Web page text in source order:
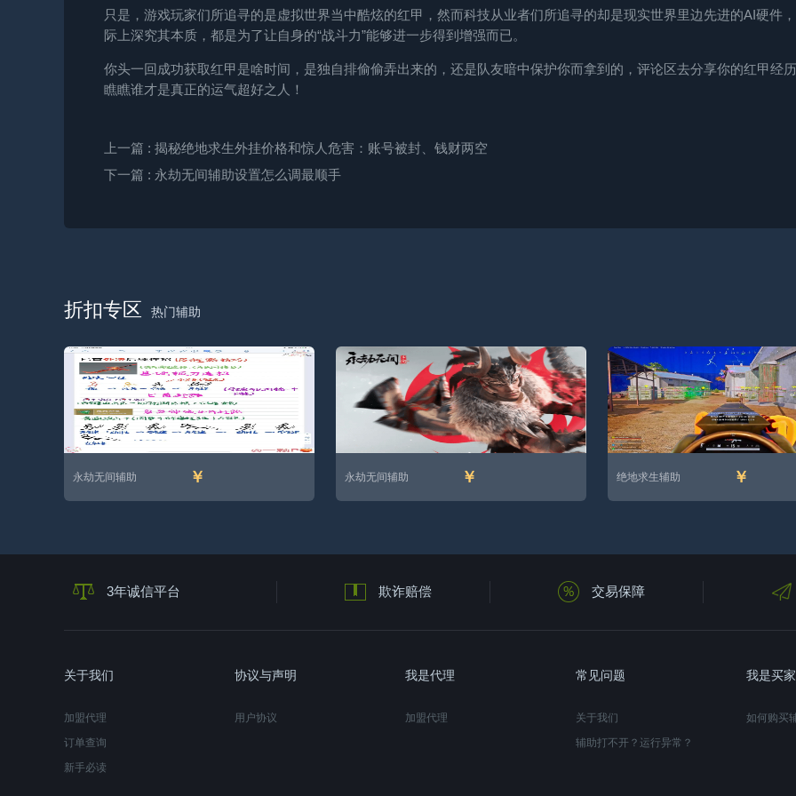
只是，游戏玩家们所追寻的是虚拟世界当中酷炫的红甲，然而科技从业者们所追寻的却是现实世界里边先进的AI硬件
际上深究其本质，都是为了让自身的“战斗力”能够进一步得到增强而已。
你头一回成功获取红甲是啥时间，是独自排偷偷弄出来的，还是队友暗中保护你而拿到的，评论区去分享你的红甲经
瞧瞧谁才是真正的运气超好之人！
上一篇 : 揭秘绝地求生外挂价格和惊人危害：账号被封、钱财两空
下一篇 : 永劫无间辅助设置怎么调最顺手
折扣专区 热门辅助
永劫无间辅助 ￥ 永劫无间辅助 ￥ 绝地求生辅助 ￥
3年诚信平台 欺诈赔偿 交易保障
关于我们
加盟代理
订单查询
新手必读
协议与声明
用户协议
我是代理
加盟代理
常见问题
关于我们
辅助打不开？运行异常？
我是买家
如何购买